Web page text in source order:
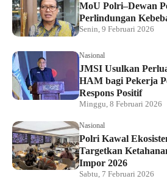
MoU Polri–Dewan
Perlindungan
Senin, 9 Februari 2026
Nasional
JMSI Usulkan
HAM bagi Pekerja
Respons Positif
Minggu, 8 Februari 2026
Nasional
Polri Kawal
Targetkan
Impor 2026
Sabtu, 7 Februari 2026